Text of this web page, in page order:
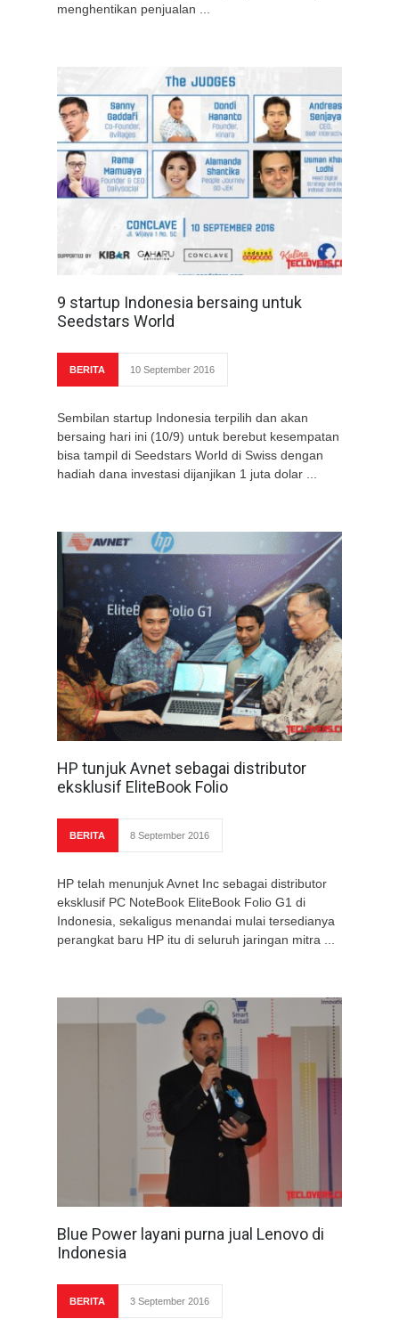
menghentikan penjualan ...
9 startup Indonesia bersaing untuk
Seedstars World
BERITA 10 September 2016
Sembilan startup Indonesia terpilih dan akan
bersaing hari ini (10/9) untuk berebut kesempatan
bisa tampil di Seedstars World di Swiss dengan
hadiah dana investasi dijanjikan 1 juta dolar ...
HP tunjuk Avnet sebagai distributor
eksklusif EliteBook Folio
BERITA 8 September 2016
HP telah menunjuk Avnet Inc sebagai distributor
eksklusif PC NoteBook EliteBook Folio G1 di
Indonesia, sekaligus menandai mulai tersedianya
perangkat baru HP itu di seluruh jaringan mitra ...
Blue Power layani purna jual Lenovo di
Indonesia
BERITA 3 September 2016